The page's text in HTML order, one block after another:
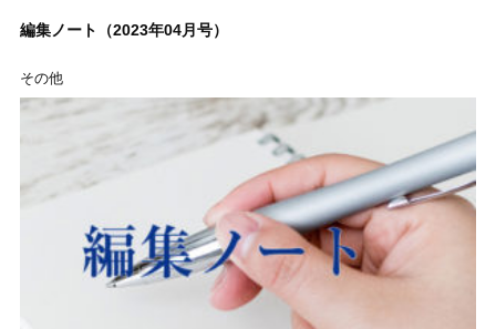
編集ノート（2023年04月号）
その他